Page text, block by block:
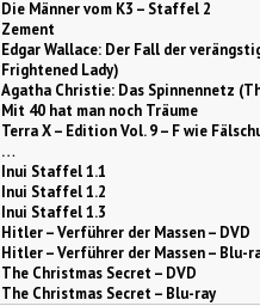
Die Männer vom K3 – Staffel 2
Zement
Edgar Wallace: Der Fall der
Frightened Lady)
Agatha Christie: Das Spinnennetz
Mit 40 hat man noch Träume
Terra X – Edition Vol. 9 – F wie
…
Inui Staffel 1.1
Inui Staffel 1.2
Inui Staffel 1.3
Hitler – Verführer der Massen – DVD
Hitler – Verführer der Massen – Blu-
The Christmas Secret – DVD
The Christmas Secret – Blu-ray